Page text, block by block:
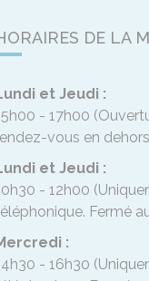
DE LA
et Jeudi :
- 17h00
vous en
et Jeudi :
- 12h00
Fermé
:
- 16h30